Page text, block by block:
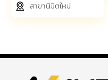
สาขานิมิตใหม่